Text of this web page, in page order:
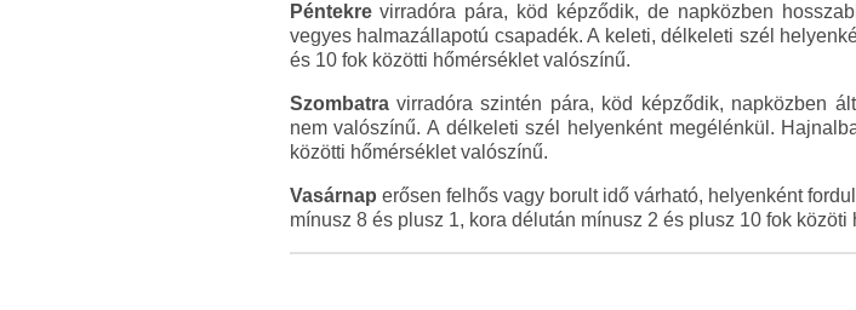
Péntekrevirradóra pára, köd képződik, de napközben
vegyes halmazállapotú csapadék. A keleti, délkeleti szél
és 10 fok közötti hőmérséklet valószínű.
Szombatravirradóra szintén pára, köd képződik, napközben
nem valószínű. A délkeleti szél helyenként megélénkül.
közötti hőmérséklet valószínű.
Vasárnap erősen felhős vagy borult idő várható, helyenként
mínusz 8 és plusz 1, kora délután mínusz 2 és plusz 10 fok közöti